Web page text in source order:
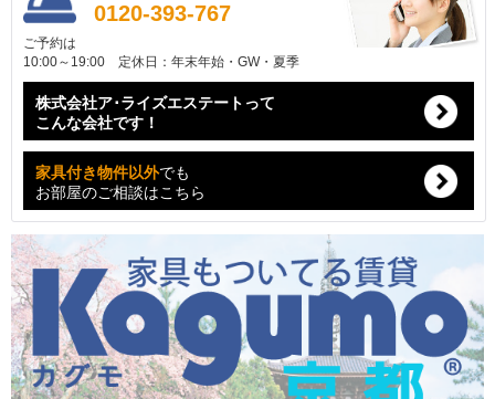
ご予約は
0120-393-767
10:00～19:00 定休日：年末年始・GW・夏季
株式会社ア･ライズエステートって
こんな会社です！
家具付き物件以外でも
お部屋のご相談はこちら